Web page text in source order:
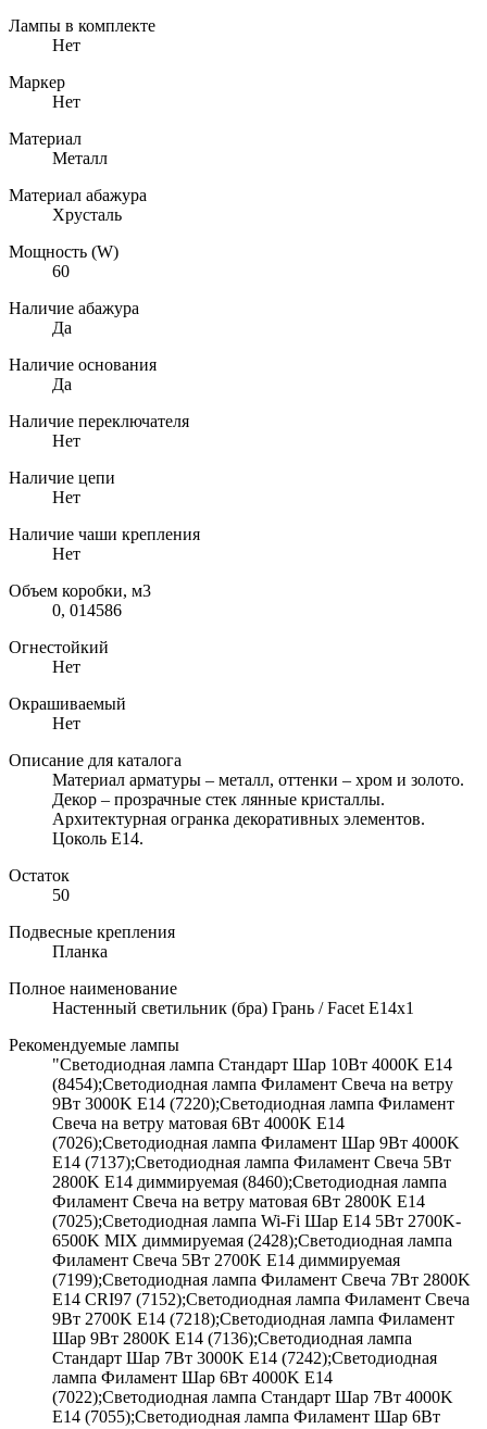
Лампы в комплекте
Нет
Маркер
Нет
Материал
Металл
Материал абажура
Хрусталь
Мощность (W)
60
Наличие абажура
Да
Наличие основания
Да
Наличие переключателя
Нет
Наличие цепи
Нет
Наличие чаши крепления
Нет
Объем коробки, м3
0, 014586
Огнестойкий
Нет
Окрашиваемый
Нет
Описание для каталога
Материал арматуры – металл, оттенки – хром и золото.
Декор – прозрачные стек лянные кристаллы.
Архитектурная огранка декоративных элементов.
Цоколь Е14.
Остаток
50
Подвесные крепления
Планка
Полное наименование
Настенный светильник (бра) Грань / Facet E14х1
Рекомендуемые лампы
"Светодиодная лампа Стандарт Шар 10Вт 4000K E14
(8454);Светодиодная лампа Филамент Свеча на ветру
9Вт 3000K E14 (7220);Светодиодная лампа Филамент
Свеча на ветру матовая 6Вт 4000K E14
(7026);Светодиодная лампа Филамент Шар 9Вт 4000K
E14 (7137);Светодиодная лампа Филамент Свеча 5Вт
2800K E14 диммируемая (8460);Светодиодная лампа
Филамент Свеча на ветру матовая 6Вт 2800K E14
(7025);Светодиодная лампа Wi-Fi Шар E14 5Вт 2700K-
6500K MIX диммируемая (2428);Светодиодная лампа
Филамент Свеча 5Вт 2700K E14 диммируемая
(7199);Светодиодная лампа Филамент Свеча 7Вт 2800K
E14 CRI97 (7152);Светодиодная лампа Филамент Свеча
9Вт 2700K E14 (7218);Светодиодная лампа Филамент
Шар 9Вт 2800K E14 (7136);Светодиодная лампа
Стандарт Шар 7Вт 3000K E14 (7242);Светодиодная
лампа Филамент Шар 6Вт 4000K E14
(7022);Светодиодная лампа Стандарт Шар 7Вт 4000K
E14 (7055);Светодиодная лампа Филамент Шар 6Вт